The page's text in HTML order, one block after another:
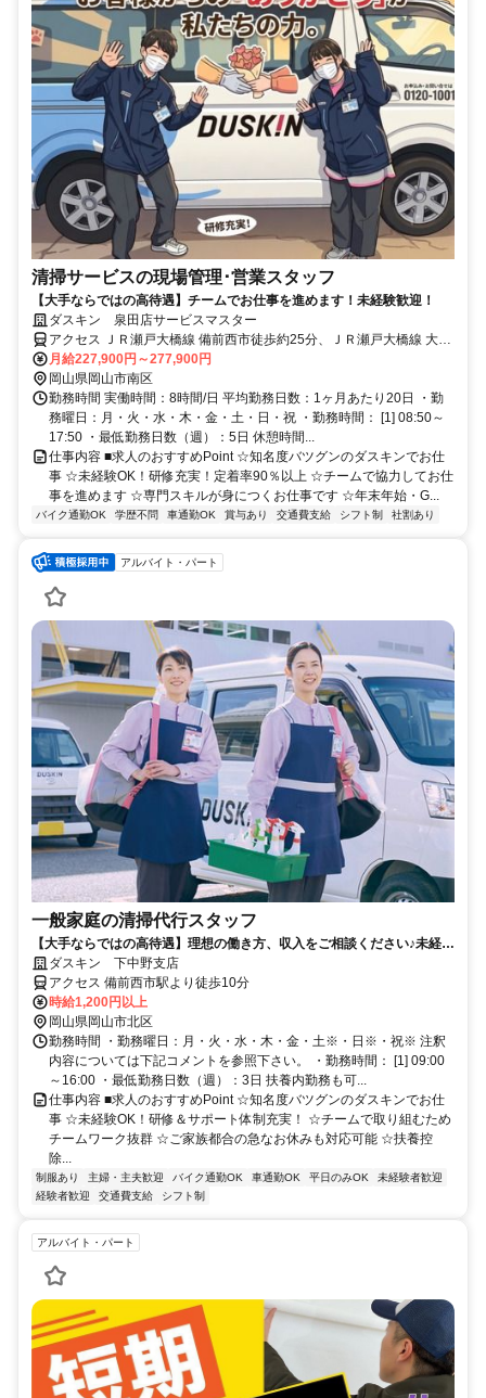
清掃サービスの現場管理･営業スタッフ
【大手ならではの高待遇】チームでお仕事を進めます！未経験歓迎！
ダスキン 泉田店サービスマスター
アクセス ＪＲ瀬戸大橋線 備前西市徒歩約25分、ＪＲ瀬戸大橋線 大元
東口徒歩約35分、岡山電軌清輝橋線 清輝橋徒歩約40分 備前西市(ＪＲ
瀬戸大橋線)(約24分)
月給227,900円～277,900円
岡山県岡山市南区
勤務時間 実働時間：8時間/日 平均勤務日数：1ヶ月あたり20日 ・勤
務曜日：月・火・水・木・金・土・日・祝 ・勤務時間： [1] 08:50～
17:50 ・最低勤務日数（週）：5日 休憩時間...
仕事内容 ■求人のおすすめPoint ☆知名度バツグンのダスキンでお仕
事 ☆未経験OK！研修充実！定着率90％以上 ☆チームで協力してお仕
事を進めます ☆専門スキルが身につくお仕事です ☆年末年始・G...
バイク通勤OK 学歴不問 車通勤OK 賞与あり 交通費支給 シフト制 社割あり
アルバイト・パート
一般家庭の清掃代行スタッフ
【大手ならではの高待遇】理想の働き方、収入をご相談ください♪未経験
歓迎！現在、女性スタッフが多数活躍している職場です！ ペアでの訪問
＆研修もあり先輩と一緒に伺いますので未経験者でも大丈夫です。私達
と一緒に楽しく働きませんか。
ダスキン 下中野支店
アクセス 備前西市駅より徒歩10分
時給1,200円以上
岡山県岡山市北区
勤務時間 ・勤務曜日：月・火・水・木・金・土※・日※・祝※ 注釈
内容については下記コメントを参照下さい。 ・勤務時間： [1] 09:00
～16:00 ・最低勤務日数（週）：3日 扶養内勤務も可...
仕事内容 ■求人のおすすめPoint ☆知名度バツグンのダスキンでお仕
事 ☆未経験OK！研修＆サポート体制充実！ ☆チームで取り組むため
チームワーク抜群 ☆ご家族都合の急なお休みも対応可能 ☆扶養控
除...
制服あり 主婦・主夫歓迎 バイク通勤OK 車通勤OK 平日のみOK
未経験者歓迎
経験者歓迎
交通費支給 シフト制
アルバイト・パート